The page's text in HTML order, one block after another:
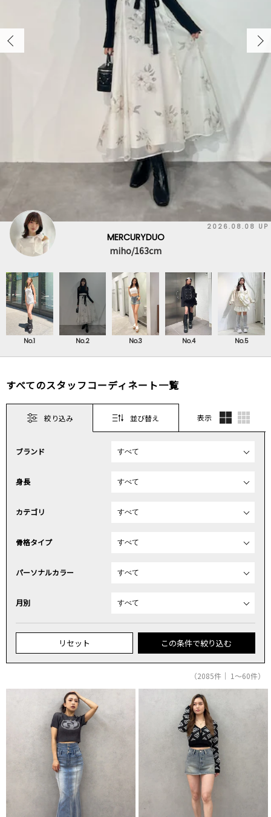
2026.08.08 UP
MERCURYDUO
miho/163cm
No.1 No.2 No.3 No.4 No.5
すべてのスタッフコーディネート一覧
絞り込み 並び替え 表示
ブランド
身長
カテゴリ
骨格タイプ
パーソナルカラー
月別
リセット この条件で絞り込む
（2085件｜ 1～60件）